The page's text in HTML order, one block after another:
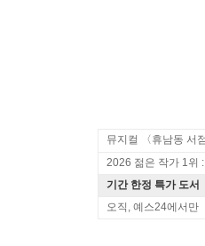
2026 젊은 작가 1위 :
기간 한정 특가 도서
오직, 예스24에서만